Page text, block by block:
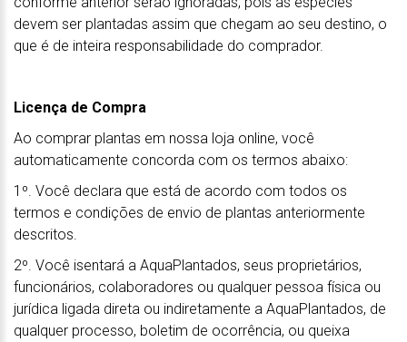
devem ser plantadas assim que chegam ao seu destino, o
que é de inteira responsabilidade do comprador.
Licença de Compra
Ao comprar plantas em nossa loja online, você
automaticamente concorda com os termos abaixo:
1º. Você declara que está de acordo com todos os
termos e condições de envio de plantas anteriormente
descritos.
2º. Você isentará a AquaPlantados, seus proprietários,
funcionários, colaboradores ou qualquer pessoa física ou
jurídica ligada direta ou indiretamente a AquaPlantados, de
qualquer processo, boletim de ocorrência, ou queixa